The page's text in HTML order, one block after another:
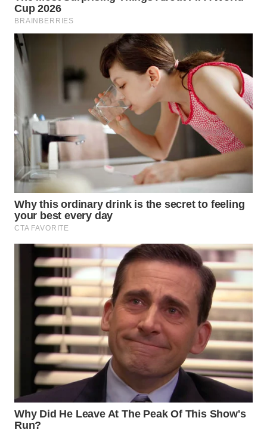
WN
SULSEL
GORONTALO
WN
SULUT
WN
MALUKU
WN
MALUT
WN
DAIRI
WN
DANAU
TOBA
WN
NIAS
WN
LANGKAT